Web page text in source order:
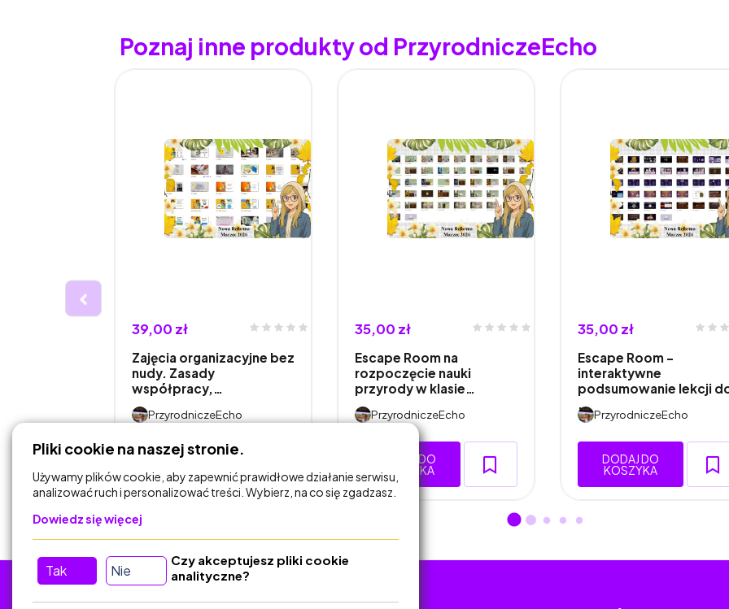
Poznaj inne produkty od PrzyrodniczeEcho
39,00 zł
Zajęcia organizacyjne bez
nudy. Zasady
współpracy,…
PrzyrodniczeEcho
DODAJ DO
KOSZYKA
35,00 zł
Escape Room na
rozpoczęcie nauki
przyrody w klasie…
PrzyrodniczeEcho
DODAJ DO
KOSZYKA
35,00 zł
Escape Room –
interaktywne
podsumowanie lekcji
…
PrzyrodniczeEcho
DODAJ DO
KOSZYKA
Pliki cookie na naszej stronie.
Używamy plików cookie, aby zapewnić prawidłowe działanie serwisu,
analizować ruch i personalizować treści. Wybierz, na co się zgadzasz.
Dowiedz się więcej
Tak Nie
Czy akceptujesz pliki cookie
analityczne?